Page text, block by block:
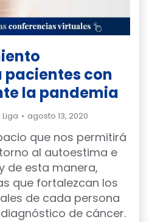
con
la pandemia
agosto 13, 2020
que nos permitirá
al autoestima e
de esta manera,
que fortalezcan los
de cada persona
de cáncer.